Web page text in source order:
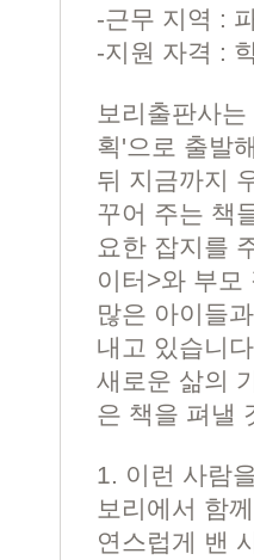
-근무 지역 :
-지원 자격 :
보리출판사
획'으로 출발
뒤 지금까지
꾸어 주는 책
요한 잡지를
이터>와 부모
많은 아이들
내고 있습니
새로운 삶의
은 책을 펴낼
1. 이런 사람
보리에서 함
연스럽게 밴